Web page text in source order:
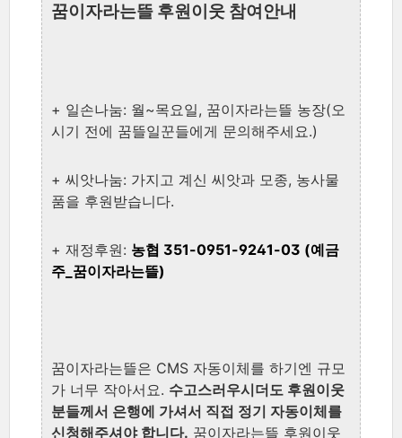
꿈이자라는뜰 후원이웃 참여안내
+ 일손나눔: 월~목요일, 꿈이자라는뜰 농장(오
시기 전에 꿈뜰일꾼들에게 문의해주세요.)
+ 씨앗나눔: 가지고 계신 씨앗과 모종, 농사물
품을 후원받습니다.
+ 재정후원: 농협 351-0951-9241-03 (예금
주_ 꿈이자라는뜰)
꿈이자라는뜰은 CMS 자동이체를 하기엔 규모
가 너무 작아서요. 수고스러우시더도 후원이웃
분들께서 은행에 가셔서 직접 정기 자동이체를
신청해주셔야 합니다. 꿈이자라는뜰 후원이웃